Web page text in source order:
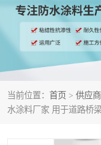
当前位置： 首页 > 供应
水涂料厂家 用于道路桥
黑豹防水胶
乳化沥青防水涂料
非固化橡胶防水涂